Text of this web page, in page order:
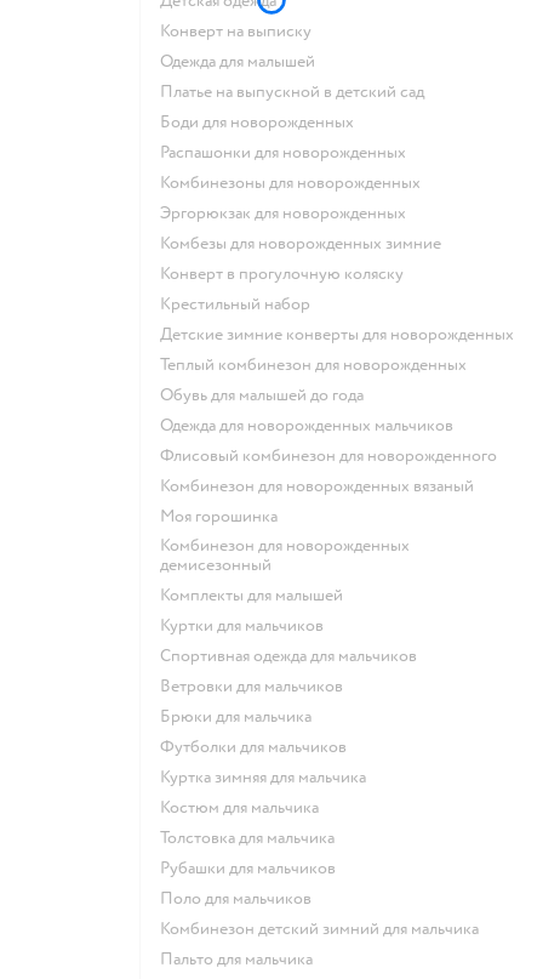
Конверт на выписку
Одежда для малышей
Платье на выпускной в детский сад
Боди для новорожденных
Распашонки для новорожденных
Комбинезоны для новорожденных
Эргорюкзак для новорожденных
Комбезы для новорожденных зимние
Конверт в прогулочную коляску
Крестильный набор
Детские зимние конверты для новорожденных
Теплый комбинезон для новорожденных
Обувь для малышей до года
Одежда для новорожденных мальчиков
Флисовый комбинезон для новорожденного
Комбинезон для новорожденных вязаный
Моя горошинка
Комбинезон для новорожденных
демисезонный
Комплекты для малышей
Куртки для мальчиков
Спортивная одежда для мальчиков
Ветровки для мальчиков
Брюки для мальчика
Футболки для мальчиков
Куртка зимняя для мальчика
Костюм для мальчика
Толстовка для мальчика
Рубашки для мальчиков
Поло для мальчиков
Комбинезон детский зимний для мальчика
Пальто для мальчика